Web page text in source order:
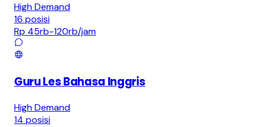
High Demand
16 posisi
Rp 45rb-120rb/jam
Guru Les Bahasa Inggris
High Demand
14 posisi